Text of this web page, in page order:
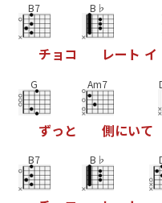
B7
チョ コ
B♭
レー ト イ
G
ずっ と
Am7
側にいて
B7 B♭